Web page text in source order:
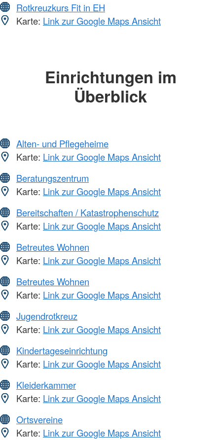
Rotkreuzkurs Fit in EH
Karte: Link zur Google Maps Ansicht
Einrichtungen im
Überblick
Alten- und Pflegeheime
Karte: Link zur Google Maps Ansicht
Beratungszentrum
Karte: Link zur Google Maps Ansicht
Bereitschaften / Katastrophenschutz
Karte: Link zur Google Maps Ansicht
Betreutes Wohnen
Karte: Link zur Google Maps Ansicht
Betreutes Wohnen
Karte: Link zur Google Maps Ansicht
Jugendrotkreuz
Karte: Link zur Google Maps Ansicht
Kindertageseinrichtung
Karte: Link zur Google Maps Ansicht
Kleiderkammer
Karte: Link zur Google Maps Ansicht
Ortsvereine
Karte: Link zur Google Maps Ansicht